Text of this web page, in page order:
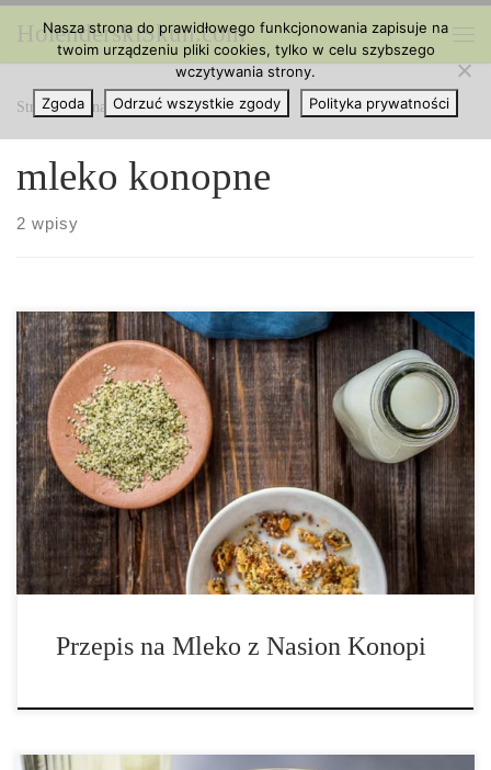
Przejdź do treści
HolenderskiSkun.com
Strona główna » mleko konopne
mleko konopne
2 wpisy
Nasiona konopi są uważane za „superfood” ze względu na swoją
wysoką wartość odżywczą. Mleko konopne wytwarzane z nasion
konopi to pyszny sposób na uzyskanie korzyści z konopi. Dzisiaj
wyjaśniamy, jak w prosty sposób można je przygotować w domu.
Co to jest mleko konopne? Mleko konopne to płyn otrzymywany
ze zmieszania nasion konopi i wody. Posiada mleczny wygląd, a
jego smak […]
Przepis na Mleko z Nasion Konopi
Nasza strona do prawidłowego funkcjonowania zapisuje na
twoim urządzeniu pliki cookies, tylko w celu szybszego
wczytywania strony.
Zgoda
Odrzuć wszystkie zgody Polityka prywatności